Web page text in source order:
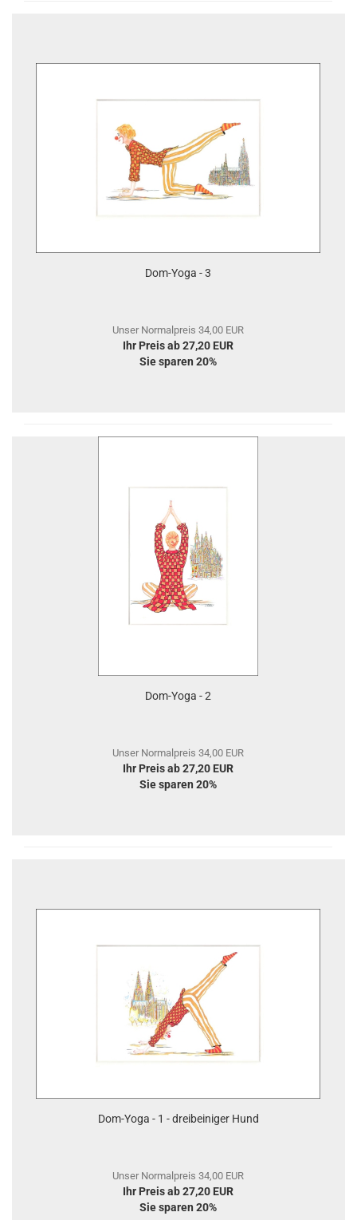
Dom-Yoga - 3
Unser Normalpreis 34,00 EUR
Ihr Preis ab 27,20 EUR
Sie sparen 20%
Dom-Yoga - 2
Unser Normalpreis 34,00 EUR
Ihr Preis ab 27,20 EUR
Sie sparen 20%
Dom-Yoga - 1 - dreibeiniger Hund
Unser Normalpreis 34,00 EUR
Ihr Preis ab 27,20 EUR
Sie sparen 20%